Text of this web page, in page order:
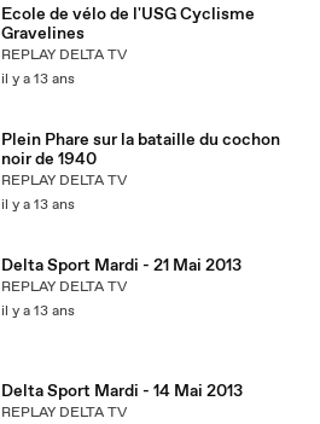
Ecole de vélo de l'USG Cyclisme
Gravelines
REPLAY DELTA TV
il y a 13 ans
Plein Phare sur la bataille du cochon
noir de 1940
REPLAY DELTA TV
il y a 13 ans
Delta Sport Mardi - 21 Mai 2013
REPLAY DELTA TV
il y a 13 ans
Delta Sport Mardi - 14 Mai 2013
REPLAY DELTA TV